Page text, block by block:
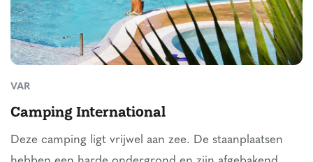
VAR
Camping International
Deze camping ligt vrijwel aan zee. De staanplaatsen